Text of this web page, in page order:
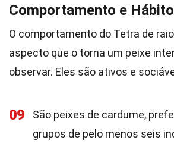
Comportamento e
O comportamento do Tetra de
aspecto que o torna um peixe
observar. Eles são ativos e
09
São peixes de cardume,
grupos de pelo menos seis